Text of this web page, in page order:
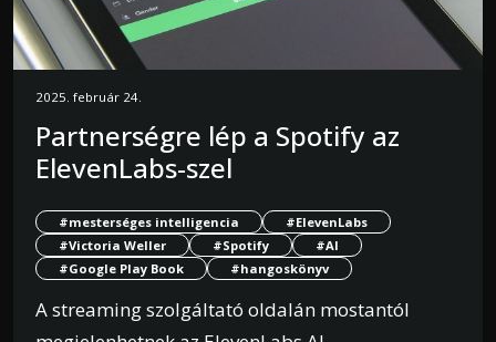
2025. február 24.
Partnerségre lép a Spotify az
ElevenLabs-szel
#mesterséges intelligencia
#ElevenLabs
#Victoria Weller
#Spotify
#AI
#Google Play Book
#hangoskönyv
A streaming szolgáltató oldalán mostantól